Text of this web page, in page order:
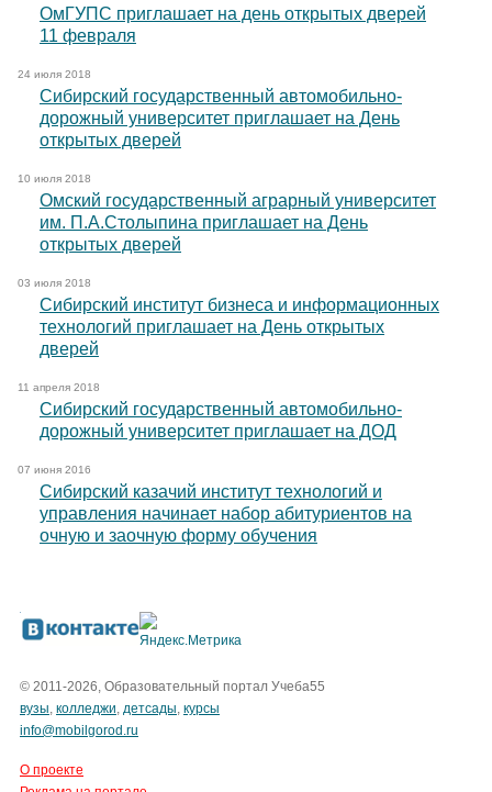
ОмГУПС приглашает на день открытых дверей
11 февраля
24 июля 2018
Сибирский государственный автомобильно-
дорожный университет приглашает на День
открытых дверей
10 июля 2018
Омский государственный аграрный университет
им. П.А.Столыпина приглашает на День
открытых дверей
03 июля 2018
Сибирский институт бизнеса и информационных
технологий приглашает на День открытых
дверей
11 апреля 2018
Сибирский государственный автомобильно-
дорожный университет приглашает на ДОД
07 июня 2016
Сибирский казачий институт технологий и
управления начинает набор абитуриентов на
очную и заочную форму обучения
© 2011-2026, Образовательный портал Учеба55
вузы, колледжи, детсады, курсы
info@mobilgorod.ru
О проекте